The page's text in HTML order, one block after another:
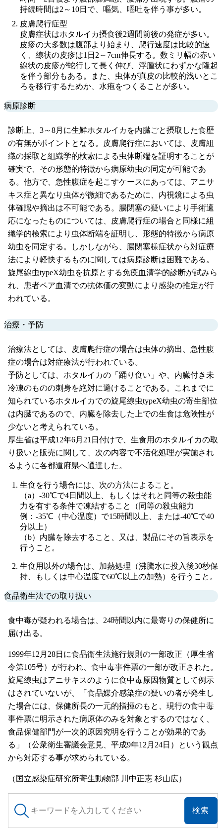
持続時間は2～10日で、嘔気、嘔吐を伴う事が多い。
皮膚爬行症型
皮膚症状はホタルイカ摂食後2週間前後の発症が多い。
皮疹の大多数は腹部より始まり、爬行速度は比較的速
く、線状の皮疹は1日2～7cm伸長する。数ミリ幅の赤い
線状の皮疹が蛇行して長く伸び、浮腫状にわずかな隆起
を伴う部分もある。また、虫体が真皮の比較的浅いとこ
ろを移行するためか、水疱をつくることが多い。
病原診断
診断上、3～8月に生鮮ホタルイカを内臓ごと摂取した食歴
の有無がポイントとなる。皮膚爬行症においては、皮膚組
織の採取と組織学的検索による虫体断端を証明することが
確実で、その形態的特徴から病原幼虫の同定が可能であ
る。他方で、急性腹症を起こすケースにあっては、アニサ
キス症と異なり虫体が微細であるために、内視鏡による虫
体確認や摘出は不可能である。腸閉塞の疑いにより手術適
応になったものについては、皮膚爬行症の場合と同様に組
織学的検索により虫体断端を証明し、形態的特徴から病原
幼虫を同定する。しかしながら、腸閉塞様症状から対症療
法により軽快するものに関しては病原診断は困難である。
旋尾線虫typeX幼虫を抗原とする免疫血清学的診断が試みら
れ、患者ペア血清での抗体価の変動により感染の推定が行
われている。
治療・予防
治療法としては、皮膚爬行症の場合は虫体の摘出、急性腹
症の場合は対症療法が行われている。
予防としては、ホタルイカの「踊り食い」や、内臓付き未
冷凍のものの刺身を絶対に避けることである。これまでに
知られているホタルイカでの旋尾線虫typeX幼虫の寄生部位
は内臓であるので、内臓を除去した上での生食は危険性が
少ないと考えられている。
厚生省は平成12年6月21日付けで、生食用のホタルイカの取
り扱いと販売に関して、次の内容で不活化処理が実施され
るように各都道府県へ通達した。
生食を行う場合には、次の方法によること。
（a）-30℃で4日間以上、もしくはそれと同等の殺虫能
力を有する条件で凍結すること（同等の殺虫能力
例：-35℃（中心温度）で15時間以上、または-40℃で40
分以上）
（b）内臓を除去すること、又は、製品にその旨表示を
行うこと。
生食用以外の場合は、加熱処理（沸騰水に投入後30秒保
持、もしくは中心温度で60℃以上の加熱）を行うこと。
食品衛生法での取り扱い
食中毒が疑われる場合は、24時間以内に最寄りの保健所に
届け出る。
1999年12月28日に食品衛生法施行規則の一部改正（厚生省
令第105号）が行われ、食中毒事件票の一部が改正された。
旋尾線虫はアニサキスのように食中毒原因物質として例示
はされていないが、「食品媒介感染症の疑いの者が発生し
た場合には、保健所長の一元的指揮のもと、現行の食中毒
事件票に明示された病原体のみを対象とするのではなく、
食品保健部門が一次的原因究明を行うことが効果的であ
る」（公衆衛生審議会意見、平成9年12月24日）という観点
から対応する事が求められている。
（国立感染症研究所寄生動物部 川中正憲 杉山広）
イ
ト